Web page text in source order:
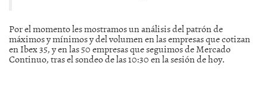
Por el momento les mostramos un análisis del patrón de
máximos y mínimos y del volumen en las empresas que cotizan
en Ibex 35, y en las 50 empresas que seguimos de Mercado
Continuo, tras el sondeo de las 10:30 en la sesión de hoy.